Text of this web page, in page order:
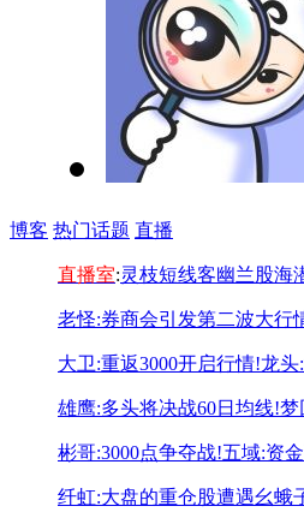
博客 热门话题 直播
直播室:灵枝短线客幽兰股海
老怪:券商会引发第二波大行
大卫:重返3000开启行情!龙头
雄鹰:多头将决战60日均线!梦
彬哥:3000点争夺战!五域:资
纤虹:大盘的重仓股遭遇幺蛾